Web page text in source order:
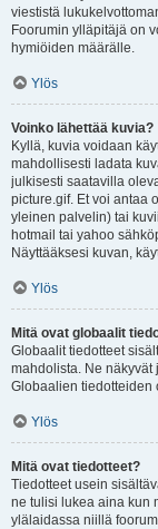
viestistä
Foorumin ylläpitäjä on
hymiöiden määrälle.
Ylös
Voinko lähettää kuvia?
Kyllä, kuvia voidaan
mahdollisesti ladata
julkisesti saatavilla
picture.gif. Et voi antaa
yleinen palvelin) tai
hotmail tai yahoo
Näyttääksesi kuvan,
Ylös
Mitä ovat globaalit
Globaalit tiedotteet
mahdolista. Ne
Globaalien tiedotteiden
Ylös
Mitä ovat tiedotteet?
Tiedotteet usein
ne tulisi lukea aina kun
ylälaidassa niillä